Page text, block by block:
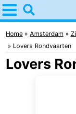
Home
Amsterdam
Reisplan
Home Amsterdam
Lovers Rondvaarten
Lovers